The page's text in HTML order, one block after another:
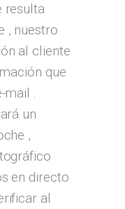
resulta
, nuestro
al cliente
que
mail .
un
,
en directo
al